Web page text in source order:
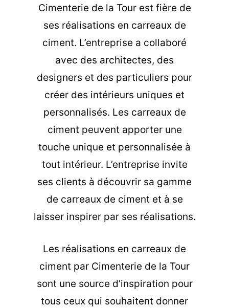
Cimenterie de la Tour est fière de
ses réalisations en carreaux de
ciment. L’entreprise a collaboré
avec des architectes, des
designers et des particuliers pour
créer des intérieurs uniques et
personnalisés. Les carreaux de
ciment peuvent apporter une
touche unique et personnalisée à
tout intérieur. L’entreprise invite
ses clients à découvrir sa gamme
de carreaux de ciment et à se
laisser inspirer par ses réalisations.
Les réalisations en carreaux de
ciment par Cimenterie de la Tour
sont une source d’inspiration pour
tous ceux qui souhaitent donner